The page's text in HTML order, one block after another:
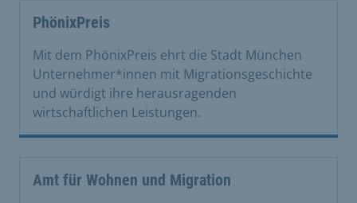
PhönixPreis
Mit dem PhönixPreis ehrt die Stadt München
Unternehmer*innen mit Migrationsgeschichte
und würdigt ihre herausragenden
wirtschaftlichen Leistungen.
Amt für Wohnen und Migration